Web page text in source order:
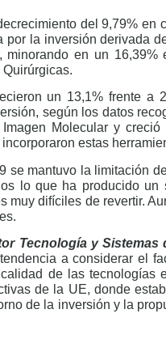
del 9,79% en
la inversión derivada
en un
un 13,1% frente a
según los datos
Molecular y
estas
se mantuvo la limitación
lo que ha producido un
muy difíciles de revertir.
Tecnología y Sistemas
a considerar el
de las
de la UE, donde
de la inversión y la